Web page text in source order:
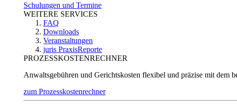
Schulungen und Termine
WEITERE SERVICES
FAQ
Downloads
Veranstaltungen
juris PraxisReporte
PROZESSKOSTENRECHNER
Anwaltsgebühren und Gerichtskosten flexibel und präzise mit dem
zum Prozesskostenrechner